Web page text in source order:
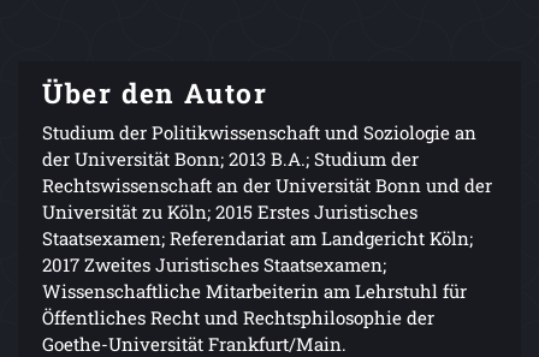
Über den Autor
Studium der Politikwissenschaft und Soziologie an
der Universität Bonn; 2013 B.A.; Studium der
Rechtswissenschaft an der Universität Bonn und der
Universität zu Köln; 2015 Erstes Juristisches
Staatsexamen; Referendariat am Landgericht Köln;
2017 Zweites Juristisches Staatsexamen;
Wissenschaftliche Mitarbeiterin am Lehrstuhl für
Öffentliches Recht und Rechtsphilosophie der
Goethe-Universität Frankfurt/Main.